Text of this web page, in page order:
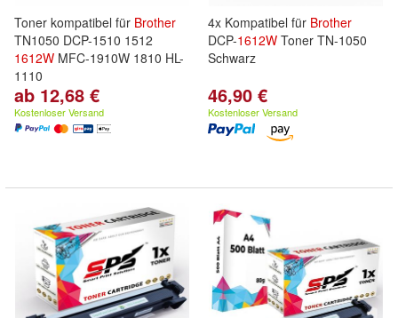
Toner kompatibel für Brother
TN1050 DCP-1510 1512
1612W MFC-1910W 1810 HL-
1110
ab 12,68 €
Kostenloser Versand
4x Kompatibel für Brother
DCP-1612W Toner TN-1050
Schwarz
46,90 €
Kostenloser Versand